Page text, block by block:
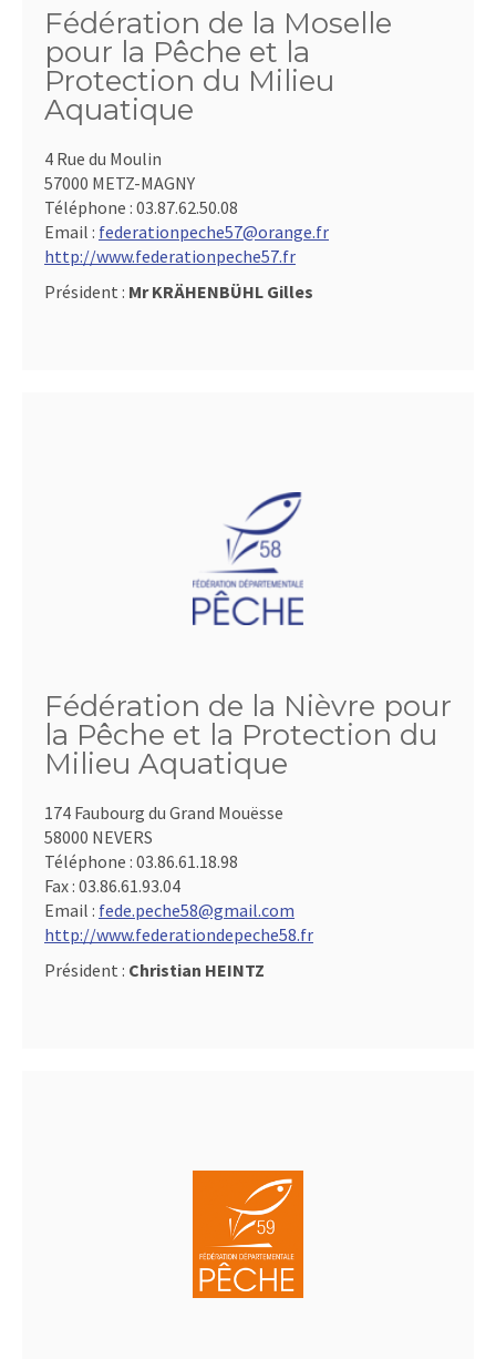
Fédération de la Moselle
pour la Pêche et la
Protection du Milieu
Aquatique
4 Rue du Moulin
57000 METZ-MAGNY
Téléphone : 03.87.62.50.08
Email : federationpeche57@orange.fr
http://www.federationpeche57.fr
Président : Mr KRÄHENBÜHL Gilles
Fédération de la Nièvre pour
la Pêche et la Protection du
Milieu Aquatique
174 Faubourg du Grand Mouësse
58000 NEVERS
Téléphone : 03.86.61.18.98
Fax : 03.86.61.93.04
Email : fede.peche58@gmail.com
http://www.federationdepeche58.fr
Président : Christian HEINTZ